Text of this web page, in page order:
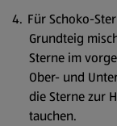
Für Schoko-
Grundteig
Sterne im
Ober- und
die Sterne zur
tauchen.